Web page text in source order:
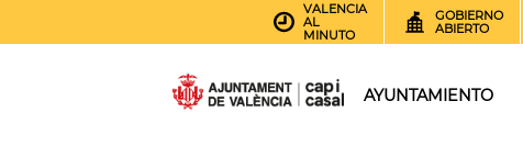
VALENCIA
AL
MINUTO
GOBIERNO
ABIERTO
AYUNTAMIENTO